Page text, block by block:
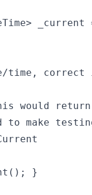
_current
time, correct
would
to make
}